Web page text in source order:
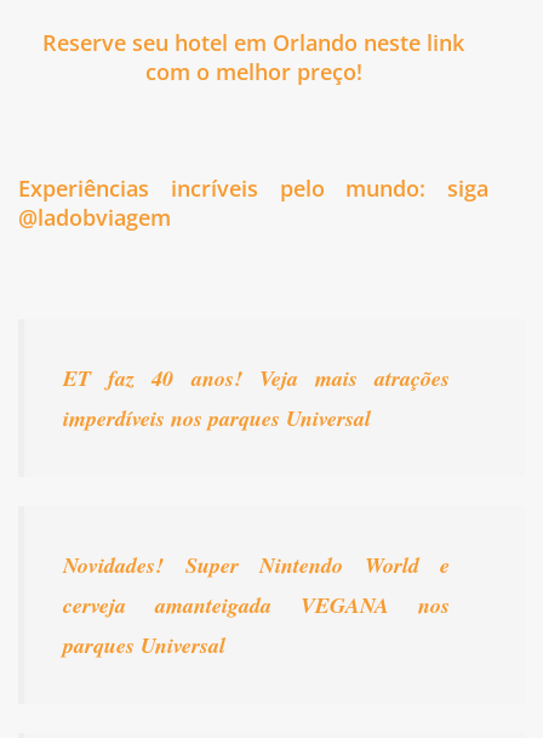
Reserve seu hotel em Orlando neste link
com o melhor preço!
Experiências incríveis pelo mundo: siga
@ladobviagem
ET faz 40 anos! Veja mais atrações
imperdíveis nos parques Universal
Novidades! Super Nintendo World e
cerveja amanteigada VEGANA nos
parques Universal